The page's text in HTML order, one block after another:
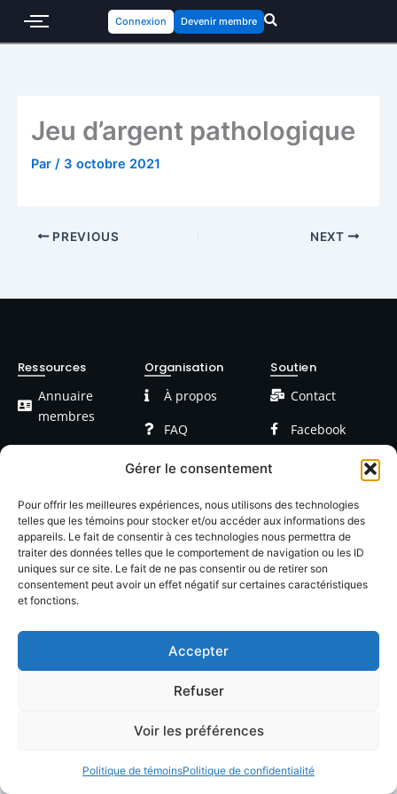
Gérer le consentement
Pour offrir les meilleures expériences, nous utilisons des technologies
telles que les témoins pour stocker et/ou accéder aux informations des
appareils. Le fait de consentir à ces technologies nous permettra de
traiter des données telles que le comportement de navigation ou les ID
uniques sur ce site. Le fait de ne pas consentir ou de retirer son
consentement peut avoir un effet négatif sur certaines caractéristiques
et fonctions.
Accepter
Refuser
Voir les préférences
Politique de témoinsPolitique de confidentialité
Connexion Devenir membre
Jeu d’argent pathologique
Par / 3 octobre 2021
PREVIOUS NEXT
Ressources
Annuaire
membres
Devenir
Blog / Articles
Organisation
À propos
FAQ
Formations
Événements
Soutien
Contact
Facebook
Confidentialté